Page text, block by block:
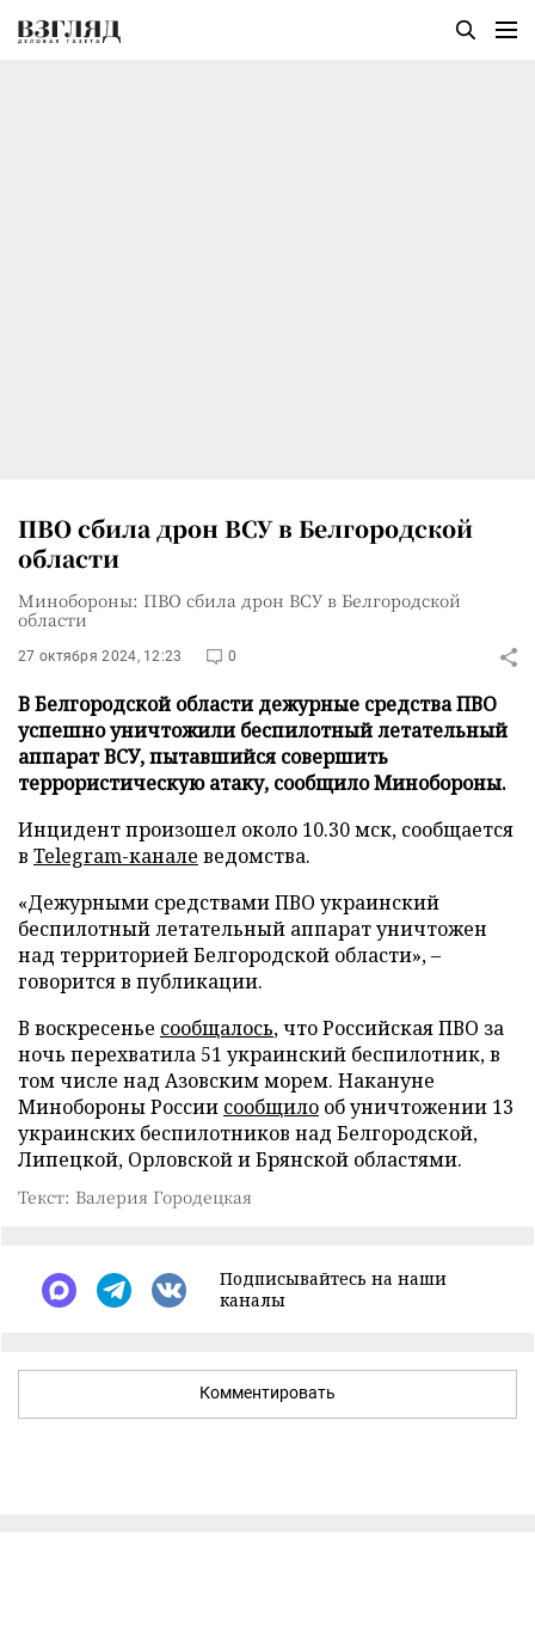
ПВО сбила дрон ВСУ в Белгородской
области
Минобороны: ПВО сбила дрон ВСУ в Белгородской
области
27 октября 2024, 12:23 0
В Белгородской области дежурные средства ПВО
успешно уничтожили беспилотный летательный
аппарат ВСУ, пытавшийся совершить
террористическую атаку, сообщило Минобороны.
Инцидент произошел около 10.30 мск, сообщается
в Telegram-канале ведомства.
«Дежурными средствами ПВО украинский
беспилотный летательный аппарат уничтожен
над территорией Белгородской области», –
говорится в публикации.
В воскресенье сообщалось, что Российская ПВО за
ночь перехватила 51 украинский беспилотник, в
том числе над Азовским морем. Накануне
Минобороны России сообщило об уничтожении 13
украинских беспилотников над Белгородской,
Липецкой, Орловской и Брянской областями.
Текст: Валерия Городецкая
Подписывайтесь на наши
каналы
Комментировать